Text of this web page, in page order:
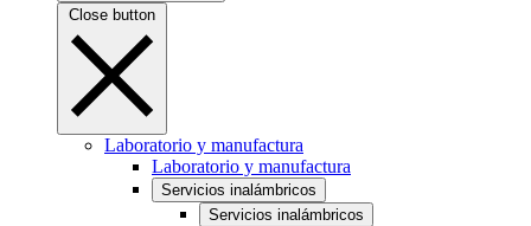
Close button
Laboratorio y manufactura
Laboratorio y manufactura
Servicios inalámbricos
Servicios inalámbricos